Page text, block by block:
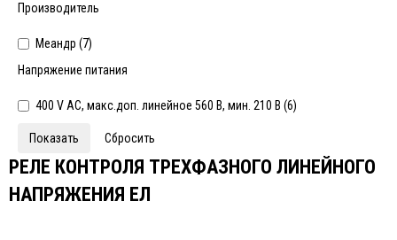
Производитель
Меандр (7)
Напряжение питания
400 V AC, макс.доп. линейное 560 В, мин. 210 В (6)
РЕЛЕ КОНТРОЛЯ ТРЕХФАЗНОГО ЛИНЕЙНОГО
НАПРЯЖЕНИЯ ЕЛ